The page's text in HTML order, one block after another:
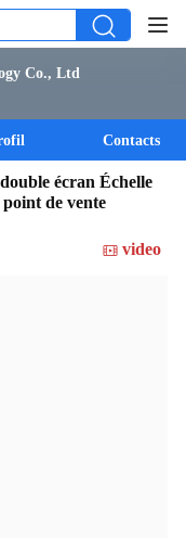
Co., Ltd
Contacts
écran Échelle
de vente
video